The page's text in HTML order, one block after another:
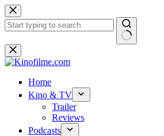
Zum
Inhalt
springen
Keine
Ergebnisse
Home
Kino & TV
Trailer
Reviews
Podcasts